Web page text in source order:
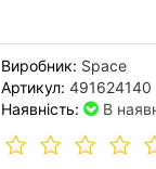
Виробник: Space
Артикул: 491624140
Наявність:
В